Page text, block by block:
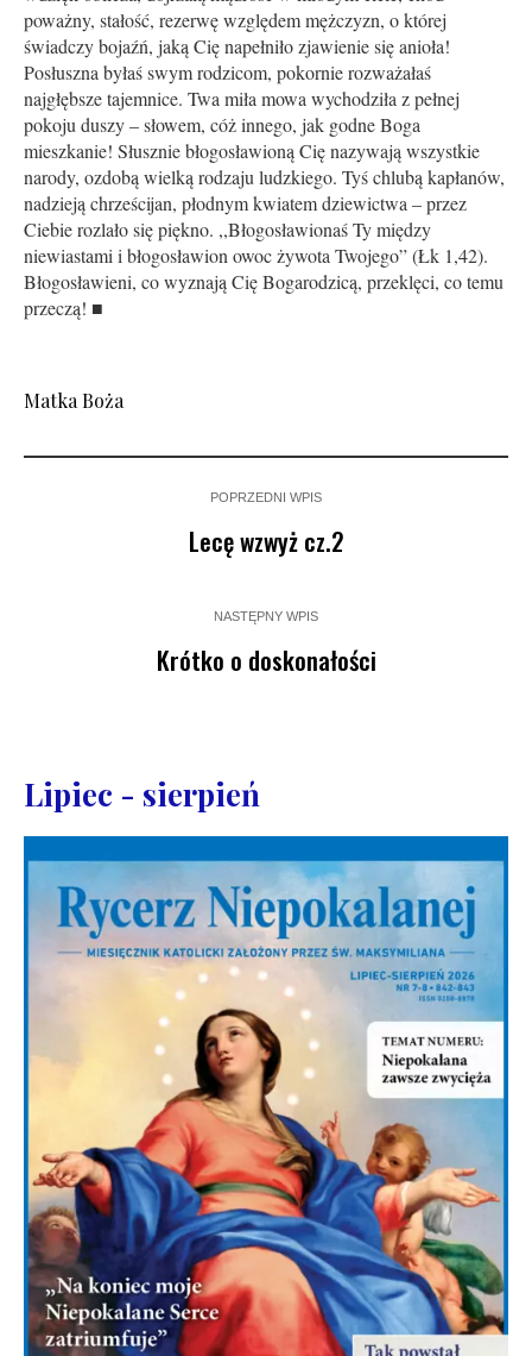
poważny, stałość, rezerwę względem mężczyzn, o której
świadczy bojaźń, jaką Cię napełniło zjawienie się anioła!
Posłuszna byłaś swym rodzicom, pokornie rozważałaś
najgłębsze tajemnice. Twa miła mowa wychodziła z pełnej
pokoju duszy – słowem, cóż innego, jak godne Boga
mieszkanie! Słusznie błogosławioną Cię nazywają wszystkie
narody, ozdobą wielką rodzaju ludzkiego. Tyś chlubą kapłanów,
nadzieją chrześcijan, płodnym kwiatem dziewictwa – przez
Ciebie rozlało się piękno. ,,Błogosławionaś Ty między
niewiastami i błogosławion owoc żywota Twojego” (Łk 1,42).
Błogosławieni, co wyznają Cię Bogarodzicą, przeklęci, co temu
przeczą! ■
Matka Boża
POPRZEDNI WPIS
Lecę wzwyż cz.2
NASTĘPNY WPIS
Krótko o doskonałości
Lipiec - sierpień